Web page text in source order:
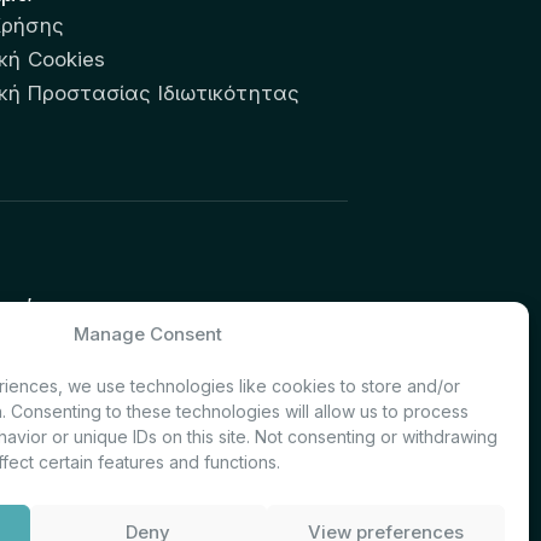
Manage Consent
we use technologies like cookies to store and/or
Consenting to these technologies will allow us to process
or unique IDs on this site. Not consenting or withdrawing
certain features and functions.
Deny View preferences
Cookies
Προστασίας Ιδιωτικότητας
Investor Relations – Τμήμα